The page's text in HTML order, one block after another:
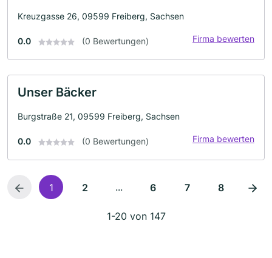
Kreuzgasse 26, 09599 Freiberg, Sachsen
0.0 (0 Bewertungen) Firma bewerten
Unser Bäcker
Burgstraße 21, 09599 Freiberg, Sachsen
0.0 (0 Bewertungen) Firma bewerten
1 2 ... 6 7 8
1-20 von 147